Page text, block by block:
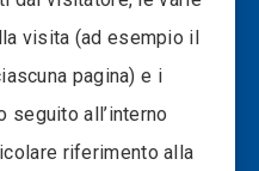
visita (ad esempio il
pagina) e i
seguito all’interno
riferimento alla